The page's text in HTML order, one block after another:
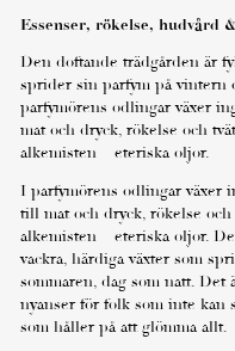
Essenser, rökelse, hudvård
Den doftande trädgården är
sprider sin parfym på vintern
parfymörens odlingar växer
mat och dryck, rökelse och
alkemisten – eteriska oljor.
I parfymörens odlingar växer
till mat och dryck, rökelse
alkemisten – eteriska oljor.
vackra, härdiga växter som
sommaren, dag som natt.
nyanser för folk som inte kan
som håller på att glömma allt.